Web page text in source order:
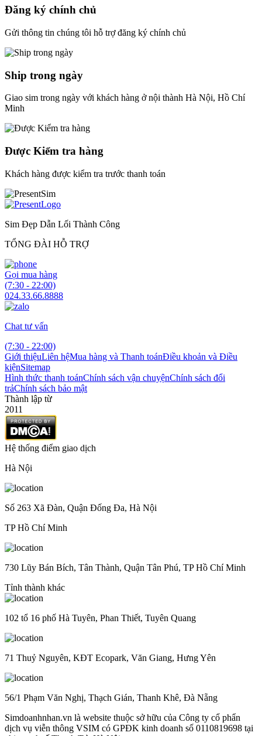
Đăng ký chính chủ
Gửi thông tin chúng tôi hỗ trợ đăng ký chính chủ
Ship trong ngày
Giao sim trong ngày với khách hàng ở nội thành Hà Nội, Hồ Chí
Minh
Được Kiểm tra hàng
Khách hàng được kiểm tra trước thanh toán
Sim Đẹp Dẫn Lối Thành Công
TỔNG ĐÀI HỖ TRỢ
Gọi mua hàng
(7:30 - 22:00)
024.33.66.8888
Chat tư vấn
(7:30 - 22:00)
Giới thiệuLiên hệMua hàng và Thanh toánĐiều khoản và Điều
kiệnSitemap
Hình thức thanh toánChính sách vận chuyệnChính sách đổi
trảChính sách bảo mật
Thành lập từ
2011
Hệ thống điểm giao dịch
Hà Nội
Số 263 Xã Đàn, Quận Đống Đa, Hà Nội
TP Hồ Chí Minh
730 Lũy Bán Bích, Tân Thành, Quận Tân Phú, TP Hồ Chí Minh
Tỉnh thành khác
102 tổ 16 phố Hà Tuyên, Phan Thiết, Tuyên Quang
71 Thuỷ Nguyên, KĐT Ecopark, Văn Giang, Hưng Yên
56/1 Phạm Văn Nghị, Thạch Gián, Thanh Khê, Đà Nẵng
Simdoanhnhan.vn là website thuộc sở hữu của Công ty cổ phẩn
dịch vụ viễn thông VSIM có GPĐK kinh doanh số 0110819698 tại